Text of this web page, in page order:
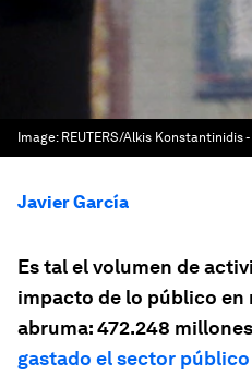
Image: REUTERS/Alkis Konstantinidis
Javier García
Es tal el volumen de
impacto de lo público en
abruma: 472.248
gastado el sector